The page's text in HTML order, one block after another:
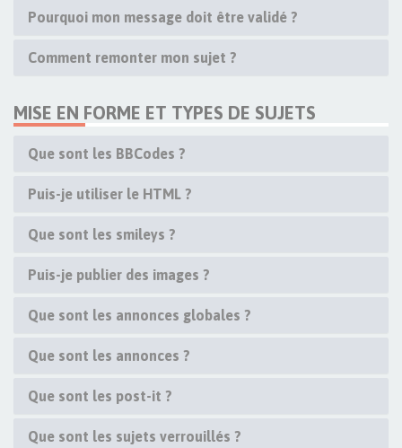
Pourquoi mon message doit être validé ?
Comment remonter mon sujet ?
MISE EN FORME ET TYPES DE SUJETS
Que sont les BBCodes ?
Puis-je utiliser le HTML ?
Que sont les smileys ?
Puis-je publier des images ?
Que sont les annonces globales ?
Que sont les annonces ?
Que sont les post-it ?
Que sont les sujets verrouillés ?